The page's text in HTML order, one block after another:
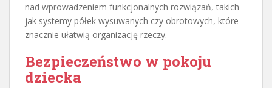
nad wprowadzeniem funkcjonalnych rozwiązań, takich
jak systemy półek wysuwanych czy obrotowych, które
znacznie ułatwią organizację rzeczy.
Bezpieczeństwo w pokoju
dziecka